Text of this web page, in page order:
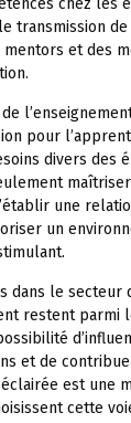
chez les
transmission
mentors et des
pour
divers des
une
un
dans le secteur
restent parmi
et de
est une
cette